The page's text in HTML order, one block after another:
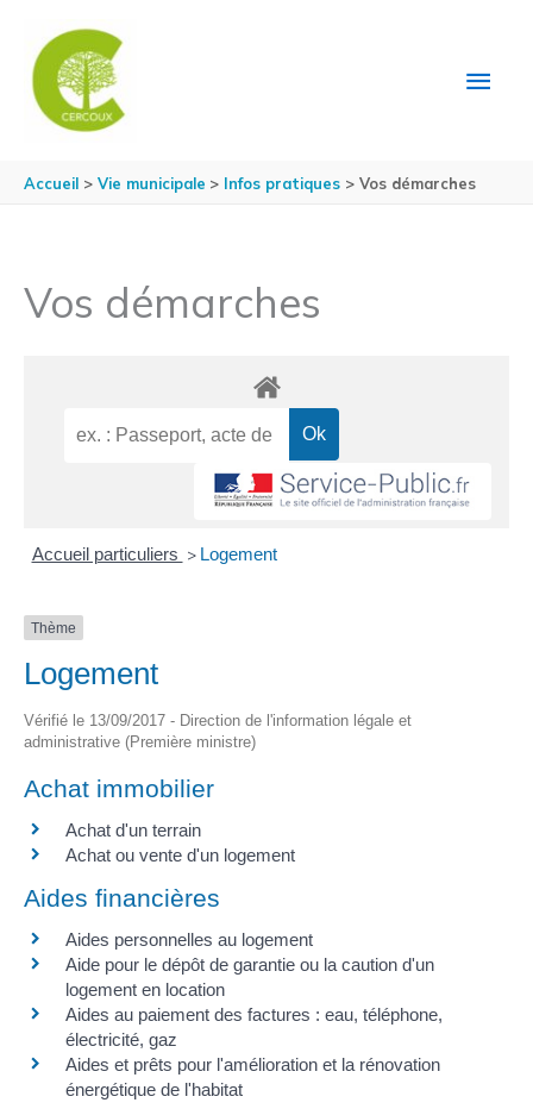
Accueil Vie municipale Infos pratiques Vos démarches
Vos démarches
Accueil particuliers > Logement
Thème
Logement
Vérifié le 13/09/2017 - Direction de l'information légale et
administrative (Première ministre)
Achat immobilier
Achat d'un terrain
Achat ou vente d'un logement
Aides financières
Aides personnelles au logement
Aide pour le dépôt de garantie ou la caution d'un
logement en location
Aides au paiement des factures : eau, téléphone,
électricité, gaz
Aides et prêts pour l'amélioration et la rénovation
énergétique de l'habitat